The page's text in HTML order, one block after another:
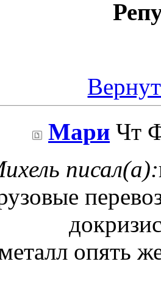
Мари Чт
писал(а):
опять